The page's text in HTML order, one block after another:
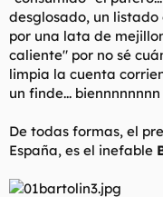
desglosado, un
por una lata de
caliente" por no sé
limpia la cuenta
un finde... biennnnnnnn
De todas formas, el
España, es el inefable